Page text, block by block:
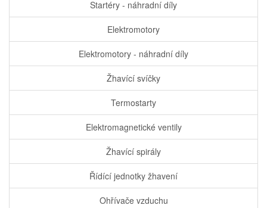
Startéry - náhradní díly
Elektromotory
Elektromotory - náhradní díly
Žhavící svíčky
Termostarty
Elektromagnetické ventily
Žhavící spirály
Řídící jednotky žhavení
Ohřívače vzduchu